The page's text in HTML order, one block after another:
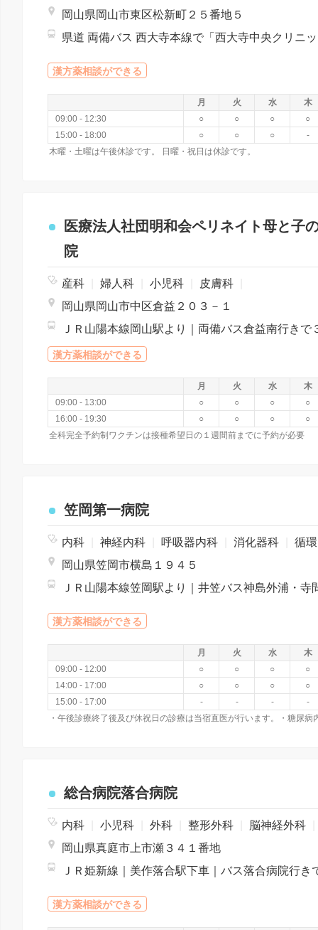
岡山県岡山市東区松新町２５番地５
漢方薬相談ができる
月 火 水
木
09:00 - 12:30
○ ○ ○
○
15:00 - 18:00
○ ○ ○
-
木曜・土曜は午後休診です。 日曜・祝日は休診です。
医療法人社団明和会ペリネイト母と子
院
産科 婦人科 小児科 皮膚科
岡山県岡山市中区倉益２０３－１
漢方薬相談ができる
月 火 水
木
09:00 - 13:00
○ ○ ○
○
16:00 - 19:30
○ ○ ○
○
全科完全予約制ワクチンは接種希望日の１週間前までに予約が必要
笠岡第一病院
内科 神経内科 呼吸器内科 消化器科
循環器科
岡山県笠岡市横島１９４５
漢方薬相談ができる
月 火 水
木
09:00 - 12:00
○ ○ ○
○
14:00 - 17:00
○ ○ ○
○
15:00 - 17:00
- - - -
総合病院落合病院
内科 小児科 外科 整形外科 脳神経外科
岡山県真庭市上市瀬３４１番地
漢方薬相談ができる